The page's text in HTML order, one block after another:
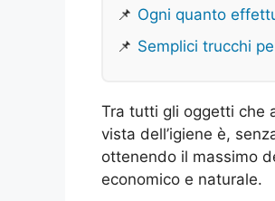
📌 Ogni quanto
📌 Semplici trucchi
Tra tutti gli oggetti che
vista dell’igiene è,
ottenendo il massimo
economico e naturale.